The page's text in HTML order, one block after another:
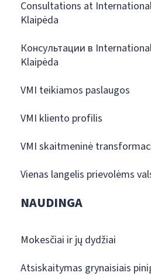
Consultations at
Klaipėda
Консультации в
Klaipėda
VMI teikiamos paslaugos
VMI kliento profilis
VMI skaitmeninė
Vienas langelis prievolėms
NAUDINGA
Mokesčiai ir jų dydžiai
Atsiskaitymas grynaisiais